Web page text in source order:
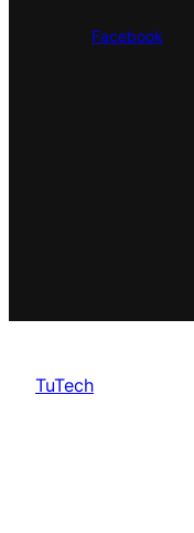
Facebook
TuTech